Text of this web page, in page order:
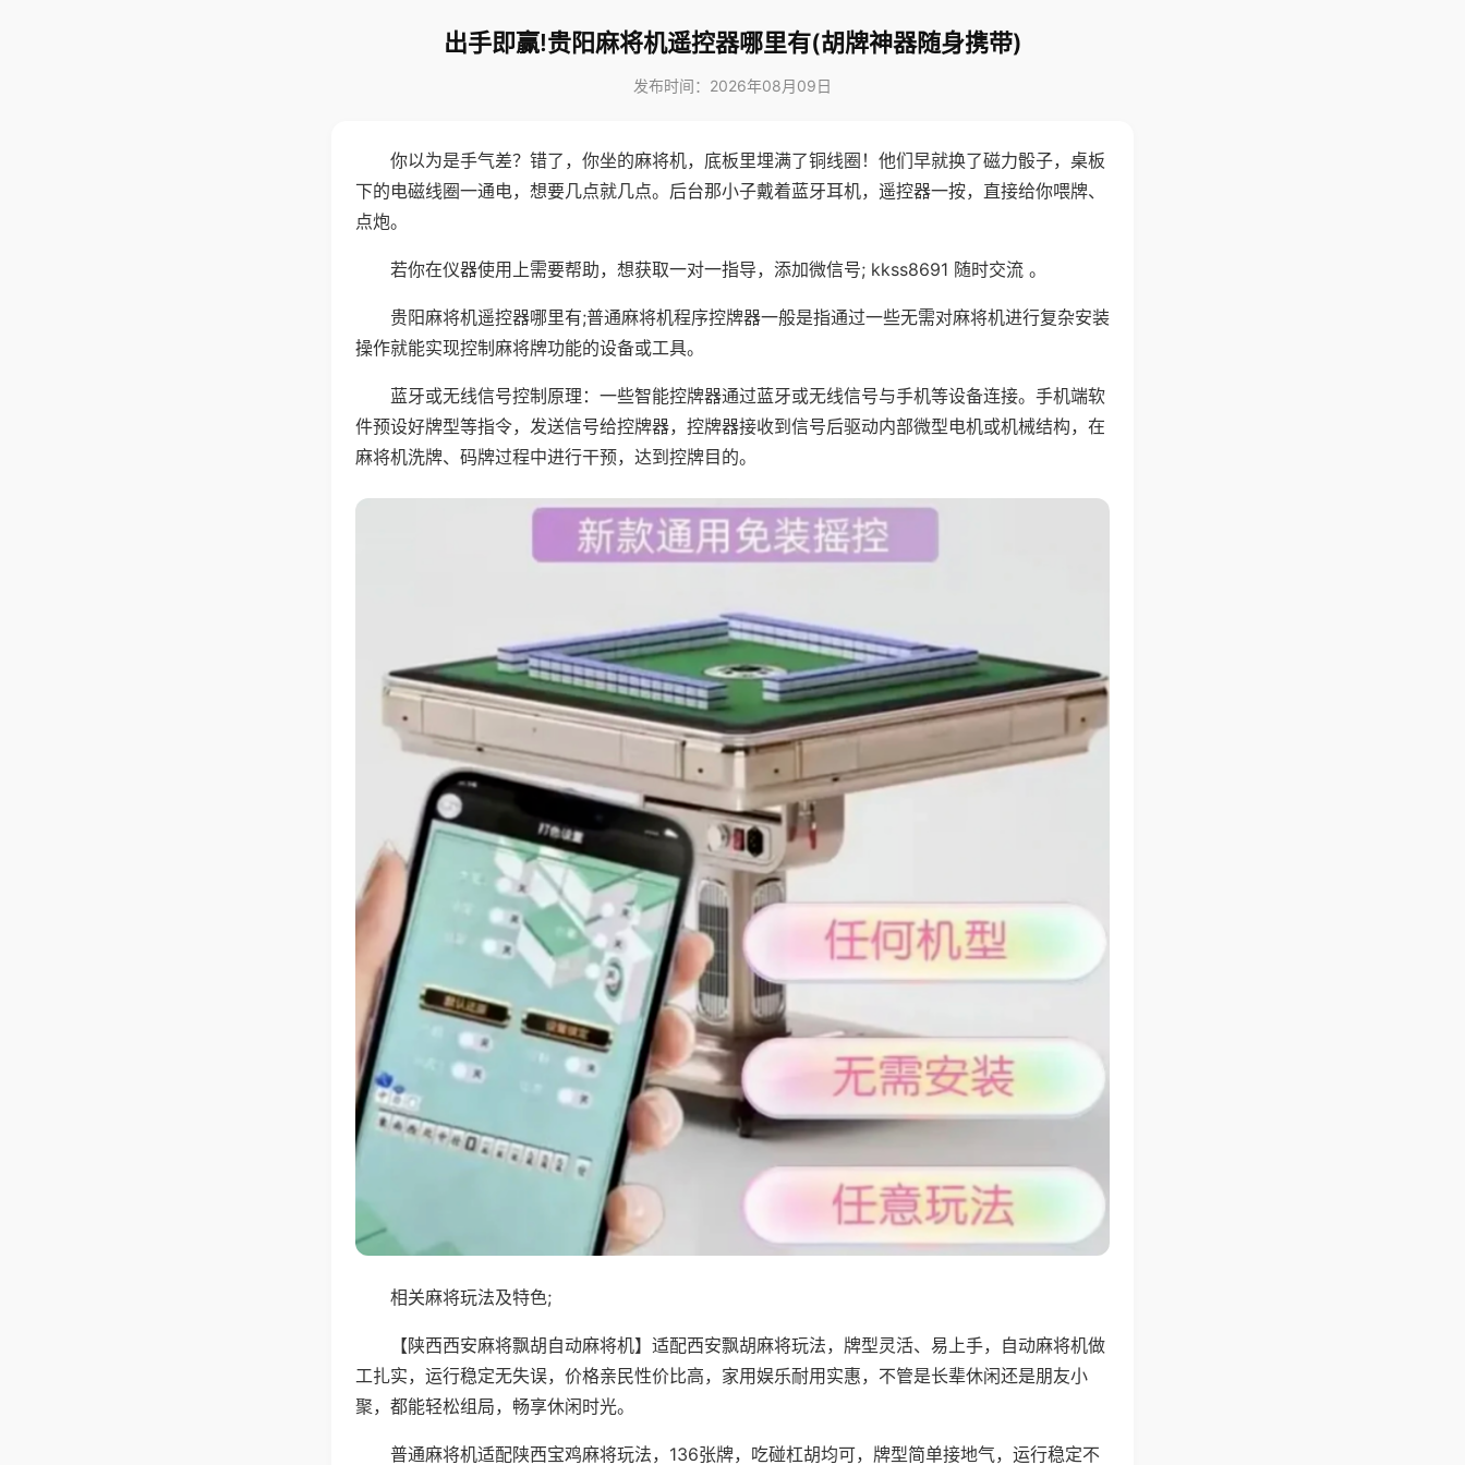
出手即赢!贵阳麻将机遥控器哪里有(胡牌神器随身携带)
发布时间：2026年08月09日
你以为是手气差？错了，你坐的麻将机，底板里埋满了铜线圈！他们早就换了磁力骰子，桌板
下的电磁线圈一通电，想要几点就几点。后台那小子戴着蓝牙耳机，遥控器一按，直接给你喂牌、
点炮。
若你在仪器使用上需要帮助，想获取一对一指导，添加微信号; kkss8691 随时交流 。
贵阳麻将机遥控器哪里有;普通麻将机程序控牌器一般是指通过一些无需对麻将机进行复杂安装
操作就能实现控制麻将牌功能的设备或工具。
蓝牙或无线信号控制原理：一些智能控牌器通过蓝牙或无线信号与手机等设备连接。手机端软
件预设好牌型等指令，发送信号给控牌器，控牌器接收到信号后驱动内部微型电机或机械结构，在
麻将机洗牌、码牌过程中进行干预，达到控牌目的。
相关麻将玩法及特色;
【陕西西安麻将飘胡自动麻将机】适配西安飘胡麻将玩法，牌型灵活、易上手，自动麻将机做
工扎实，运行稳定无失误，价格亲民性价比高，家用娱乐耐用实惠，不管是长辈休闲还是朋友小
聚，都能轻松组局，畅享休闲时光。
普通麻将机适配陕西宝鸡麻将玩法，136张牌，吃碰杠胡均可，牌型简单接地气，运行稳定不